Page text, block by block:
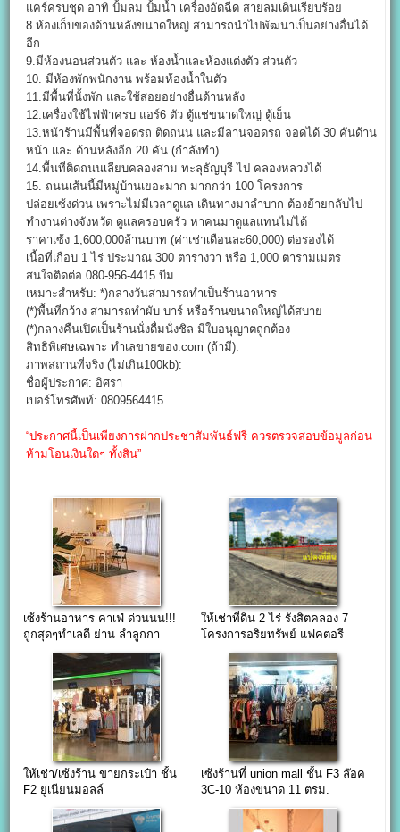
แคร์ครบชุด อาทิ ปั้มลม ปั้มน้ำ เครื่องอัดฉีด สายลมเดินเรียบร้อย
8.ห้องเก็บของด้านหลังขนาดใหญ่ สามารถนำไปพัฒนาเป็นอย่างอื่นได้
อีก
9.มีห้องนอนส่วนตัว และ ห้องน้ำและห้องแต่งตัว ส่วนตัว
10. มีห้องพักพนักงาน พร้อมห้องน้ำในตัว
11.มีพื้นที่นั้งพัก และใช้สอยอย่างอื่นด้านหลัง
12.เครื่องใช้ไฟฟ้าครบ แอร์6 ตัว ตู้แช่ขนาดใหญ่ ตู้เย็น
13.หน้าร้านมีพื้นที่จอดรถ ติดถนน และมีลานจอดรถ จอดได้ 30 คันด้าน
หน้า และ ด้านหลังอีก 20 คัน (กำลังทำ)
14.พื้นที่ติดถนนเลียบคลองสาม ทะลุธัญบุรี ไป คลองหลวงได้
15. ถนนเส้นนี้มีหมู่บ้านเยอะมาก มากกว่า 100 โครงการ
ปล่อยเซ้งด่วน เพราะไม่มีเวลาดูแล เดินทางมาลำบาก ต้องย้ายกลับไป
ทำงานต่างจังหวัด ดูแลครอบครัว หาคนมาดูแลแทนไม่ได้
ราคาเซ้ง 1,600,000ล้านบาท (ค่าเช่าเดือนละ60,000) ต่อรองได้
เนื้อที่เกือบ 1 ไร่ ประมาณ 300 ตารางวา หรือ 1,000 ตารามเมตร
สนใจติดต่อ 080-956-4415 บีม
เหมาะสำหรับ: *)กลางวันสามารถทำเป็นร้านอาหาร
(*)พื้นที่กว้าง สามารถทำผับ บาร์ หรือร้านขนาดใหญ่ได้สบาย
(*)กลางคืนเปิดเป็นร้านนั่งดื่มนั่งชิล มีใบอนุญาตถูกต้อง
สิทธิพิเศษเฉพาะ ทำเลขายของ.com (ถ้ามี):
ภาพสถานที่จริง (ไม่เกิน100kb):
ชื่อผู้ประกาศ: อิศรา
เบอร์โทรศัพท์: 0809564415
“ประกาศนี้เป็นเพียงการฝากประชาสัมพันธ์ฟรี ควรตรวจสอบข้อมูลก่อน
ห้ามโอนเงินใดๆ ทั้งสิน”
เซ้งร้านอาหาร คาเฟ่ ด่วนนน!!!
ถูกสุดๆทำเลดี ย่าน ลำลูกกา
คลอง2
ให้เช่าที่ดิน 2 ไร่ รังสิตคลอง 7
โครงการอริยทรัพย์ แฟคตอรี
ใกล้ศูนย์กระจายสินค้า BigC
ให้เช่า/เซ้งร้าน ขายกระเป๋า ชั้น
F2 ยูเนียนมอลล์
เซ้งร้านที่ union mall ชั้น F3 ล๊อค
3C-10 ห้องขนาด 11 ตรม.